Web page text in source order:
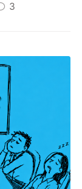
3